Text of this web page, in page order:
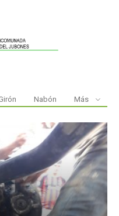
Nabón Más